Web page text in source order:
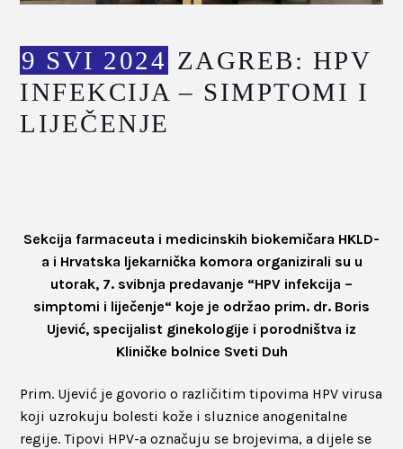
9 SVI 2024 ZAGREB: HPV
INFEKCIJA – SIMPTOMI I
LIJEČENJE
Sekcija farmaceuta i medicinskih biokemičara HKLD-
a i Hrvatska ljekarnička komora organizirali su u
utorak, 7. svibnja predavanje “HPV infekcija –
simptomi i liječenje“ koje je održao prim. dr. Boris
Ujević, specijalist ginekologije i porodništva iz
Kliničke bolnice Sveti Duh
Prim. Ujević je govorio o različitim tipovima HPV virusa
koji uzrokuju bolesti kože i sluznice anogenitalne
regije. Tipovi HPV-a označuju se brojevima, a dijele se